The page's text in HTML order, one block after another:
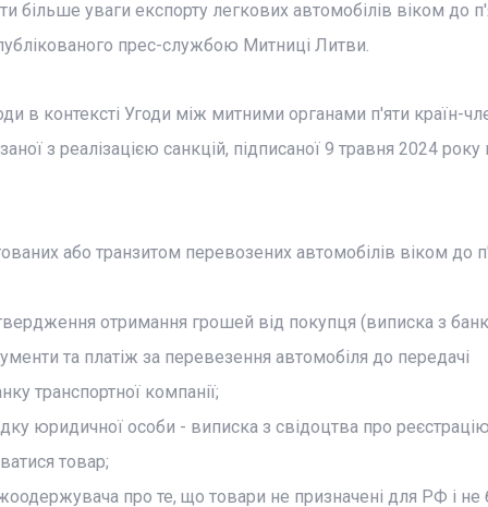
уваги експорту легкових автомобілів віком до
прес-службою Митниці Литви.
в контексті Угоди між митними органами п'яти країн-
з реалізацією санкцій, підписаної 9 травня 2024 року
або транзитом перевозених автомобілів віком до
отримання грошей від покупця (виписка з
та платіж за перевезення автомобіля до передачі
транспортної компанії;
юридичної особи - виписка з свідоцтва про
товар;
про те, що товари не призначені для РФ і не